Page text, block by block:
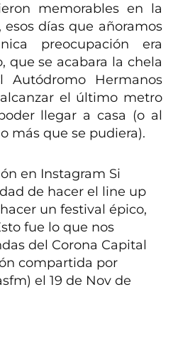
memorables en la
días que añoramos
preocupación era
que se acabara la chela
Hermanos
el último metro
llegar a casa (o al
más que se pudiera).